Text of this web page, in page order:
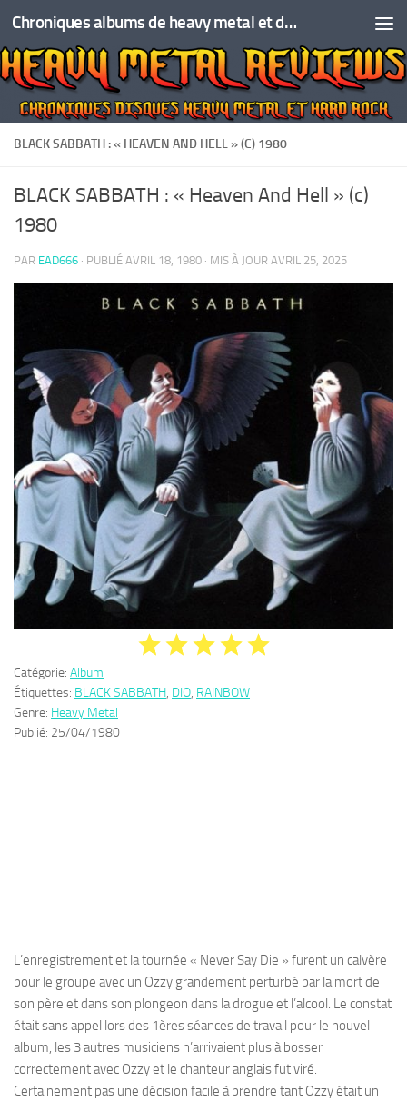
Skip to content Chroniques albums de heavy metal et de hard rock
BLACK SABBATH : « HEAVEN AND HELL » (C) 1980
BLACK SABBATH : « Heaven And Hell » (c)
1980
PAR EAD666 · PUBLIÉ AVRIL 18, 1980 · MIS À JOUR AVRIL 25, 2025
Catégorie: Album
Étiquettes: BLACK SABBATH, DIO, RAINBOW
Genre: Heavy Metal
Publié: 25/04/1980
L’enregistrement et la tournée « Never Say Die » furent un calvère
pour le groupe avec un Ozzy grandement perturbé par la mort de
son père et dans son plongeon dans la drogue et l’alcool. Le constat
était sans appel lors des 1ères séances de travail pour le nouvel
album, les 3 autres musiciens n’arrivaient plus à bosser
correctement avec Ozzy et le chanteur anglais fut viré.
Certainement pas une décision facile à prendre tant Ozzy était un